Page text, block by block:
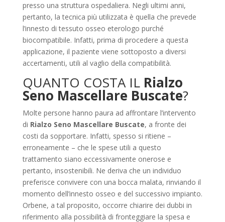
presso una struttura ospedaliera. Negli ultimi anni,
pertanto, la tecnica più utilizzata è quella che prevede
l’innesto di tessuto osseo eterologo purché
biocompatibile. Infatti, prima di procedere a questa
applicazione, il paziente viene sottoposto a diversi
accertamenti, utili al vaglio della compatibilità.
QUANTO COSTA IL Rialzo
Seno Mascellare Buscate?
Molte persone hanno paura ad affrontare l’intervento
di Rialzo Seno Mascellare Buscate, a fronte dei
costi da sopportare. Infatti, spesso si ritiene –
erroneamente – che le spese utili a questo
trattamento siano eccessivamente onerose e
pertanto, insostenibili. Ne deriva che un individuo
preferisce convivere con una bocca malata, rinviando il
momento dell’innesto osseo e del successivo impianto.
Orbene, a tal proposito, occorre chiarire dei dubbi in
riferimento alla possibilità di fronteggiare la spesa e